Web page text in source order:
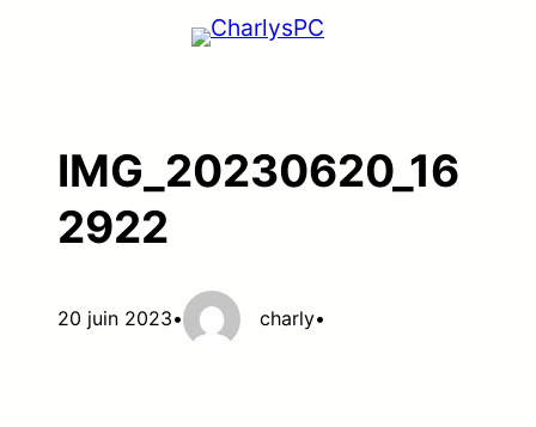
IMG_20230620_16
2922
20 juin 2023• charly•